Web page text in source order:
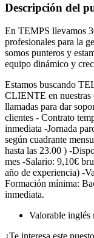
Descripción del
En TEMPS llevamos
profesionales para la
somos punteros y
equipo dinámico y
Estamos buscando
CLIENTE en nuestras
llamadas para dar
clientes - Contrato
inmediata -Jornada
según cuadrante
hasta las 23.00 ) -
mes -Salario: 9,10€
año de experiencia) -
Formación mínima:
inmediata.
Valorable inglés